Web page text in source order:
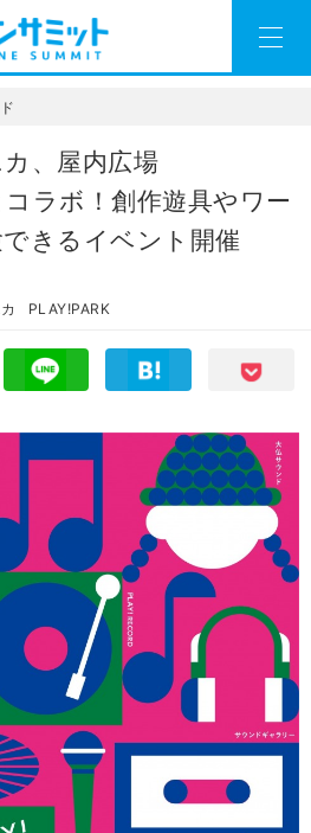
、屋内広場
コラボ！創作遊具やワー
きるイベント開催
PLAY!PARK